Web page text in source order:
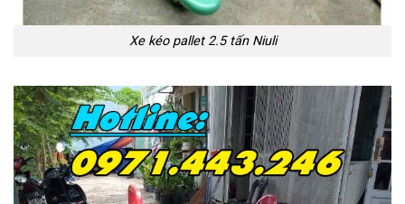
Xe kéo pallet 2.5 tấn Niuli